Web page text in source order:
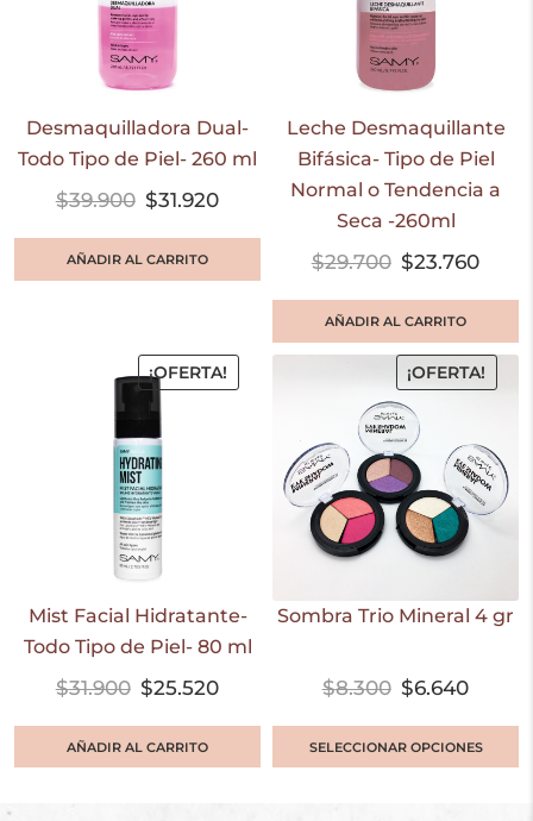
Desmaquilladora Dual-
Todo Tipo de Piel- 260 ml
$39.900 $31.920
AÑADIR AL CARRITO
Leche Desmaquillante
Bifásica- Tipo de Piel
Normal o Tendencia a
Seca -260ml
$29.700 $23.760
AÑADIR AL CARRITO
¡OFERTA!
Mist Facial Hidratante-
Todo Tipo de Piel- 80 ml
$31.900 $25.520
AÑADIR AL CARRITO
¡OFERTA!
Sombra Trio Mineral 4 gr
$8.300 $6.640
SELECCIONAR OPCIONES